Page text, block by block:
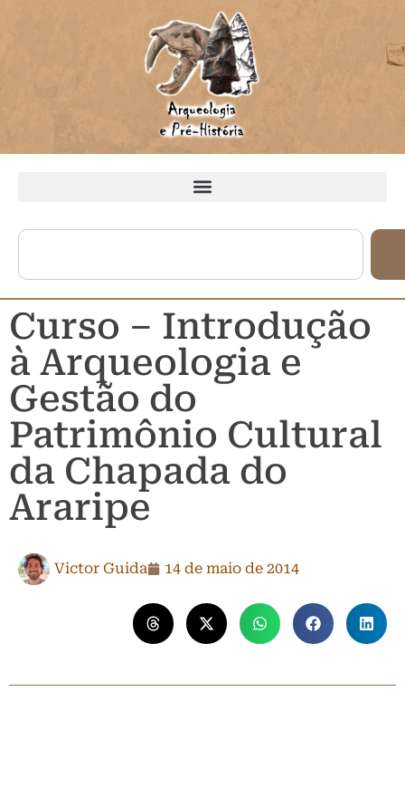
Curso – Introdução
à Arqueologia e
Gestão do
Patrimônio Cultural
da Chapada do
Araripe
Victor Guida 14 de maio de 2014